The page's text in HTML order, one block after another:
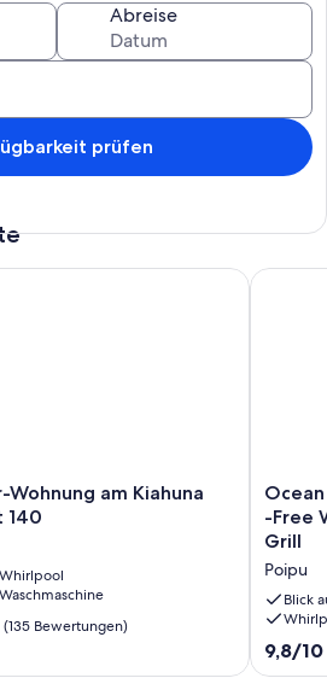
Abreise
prüfen
am Kiahuna
140
Whirlpool
Waschmaschine
(135 Bewertungen)
am Kiahuna Beach in Poipu!
Ocean
View
End
Unit
Condo
#
189
29
-Free
Grill
Poipu
Blick
9.8
von
9,8/10
Ocean